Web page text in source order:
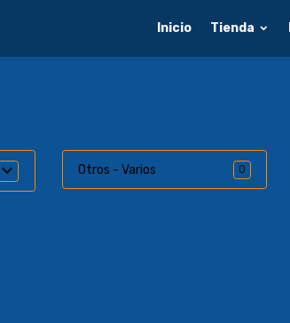
Inicio Tienda
Otros - Varios 0